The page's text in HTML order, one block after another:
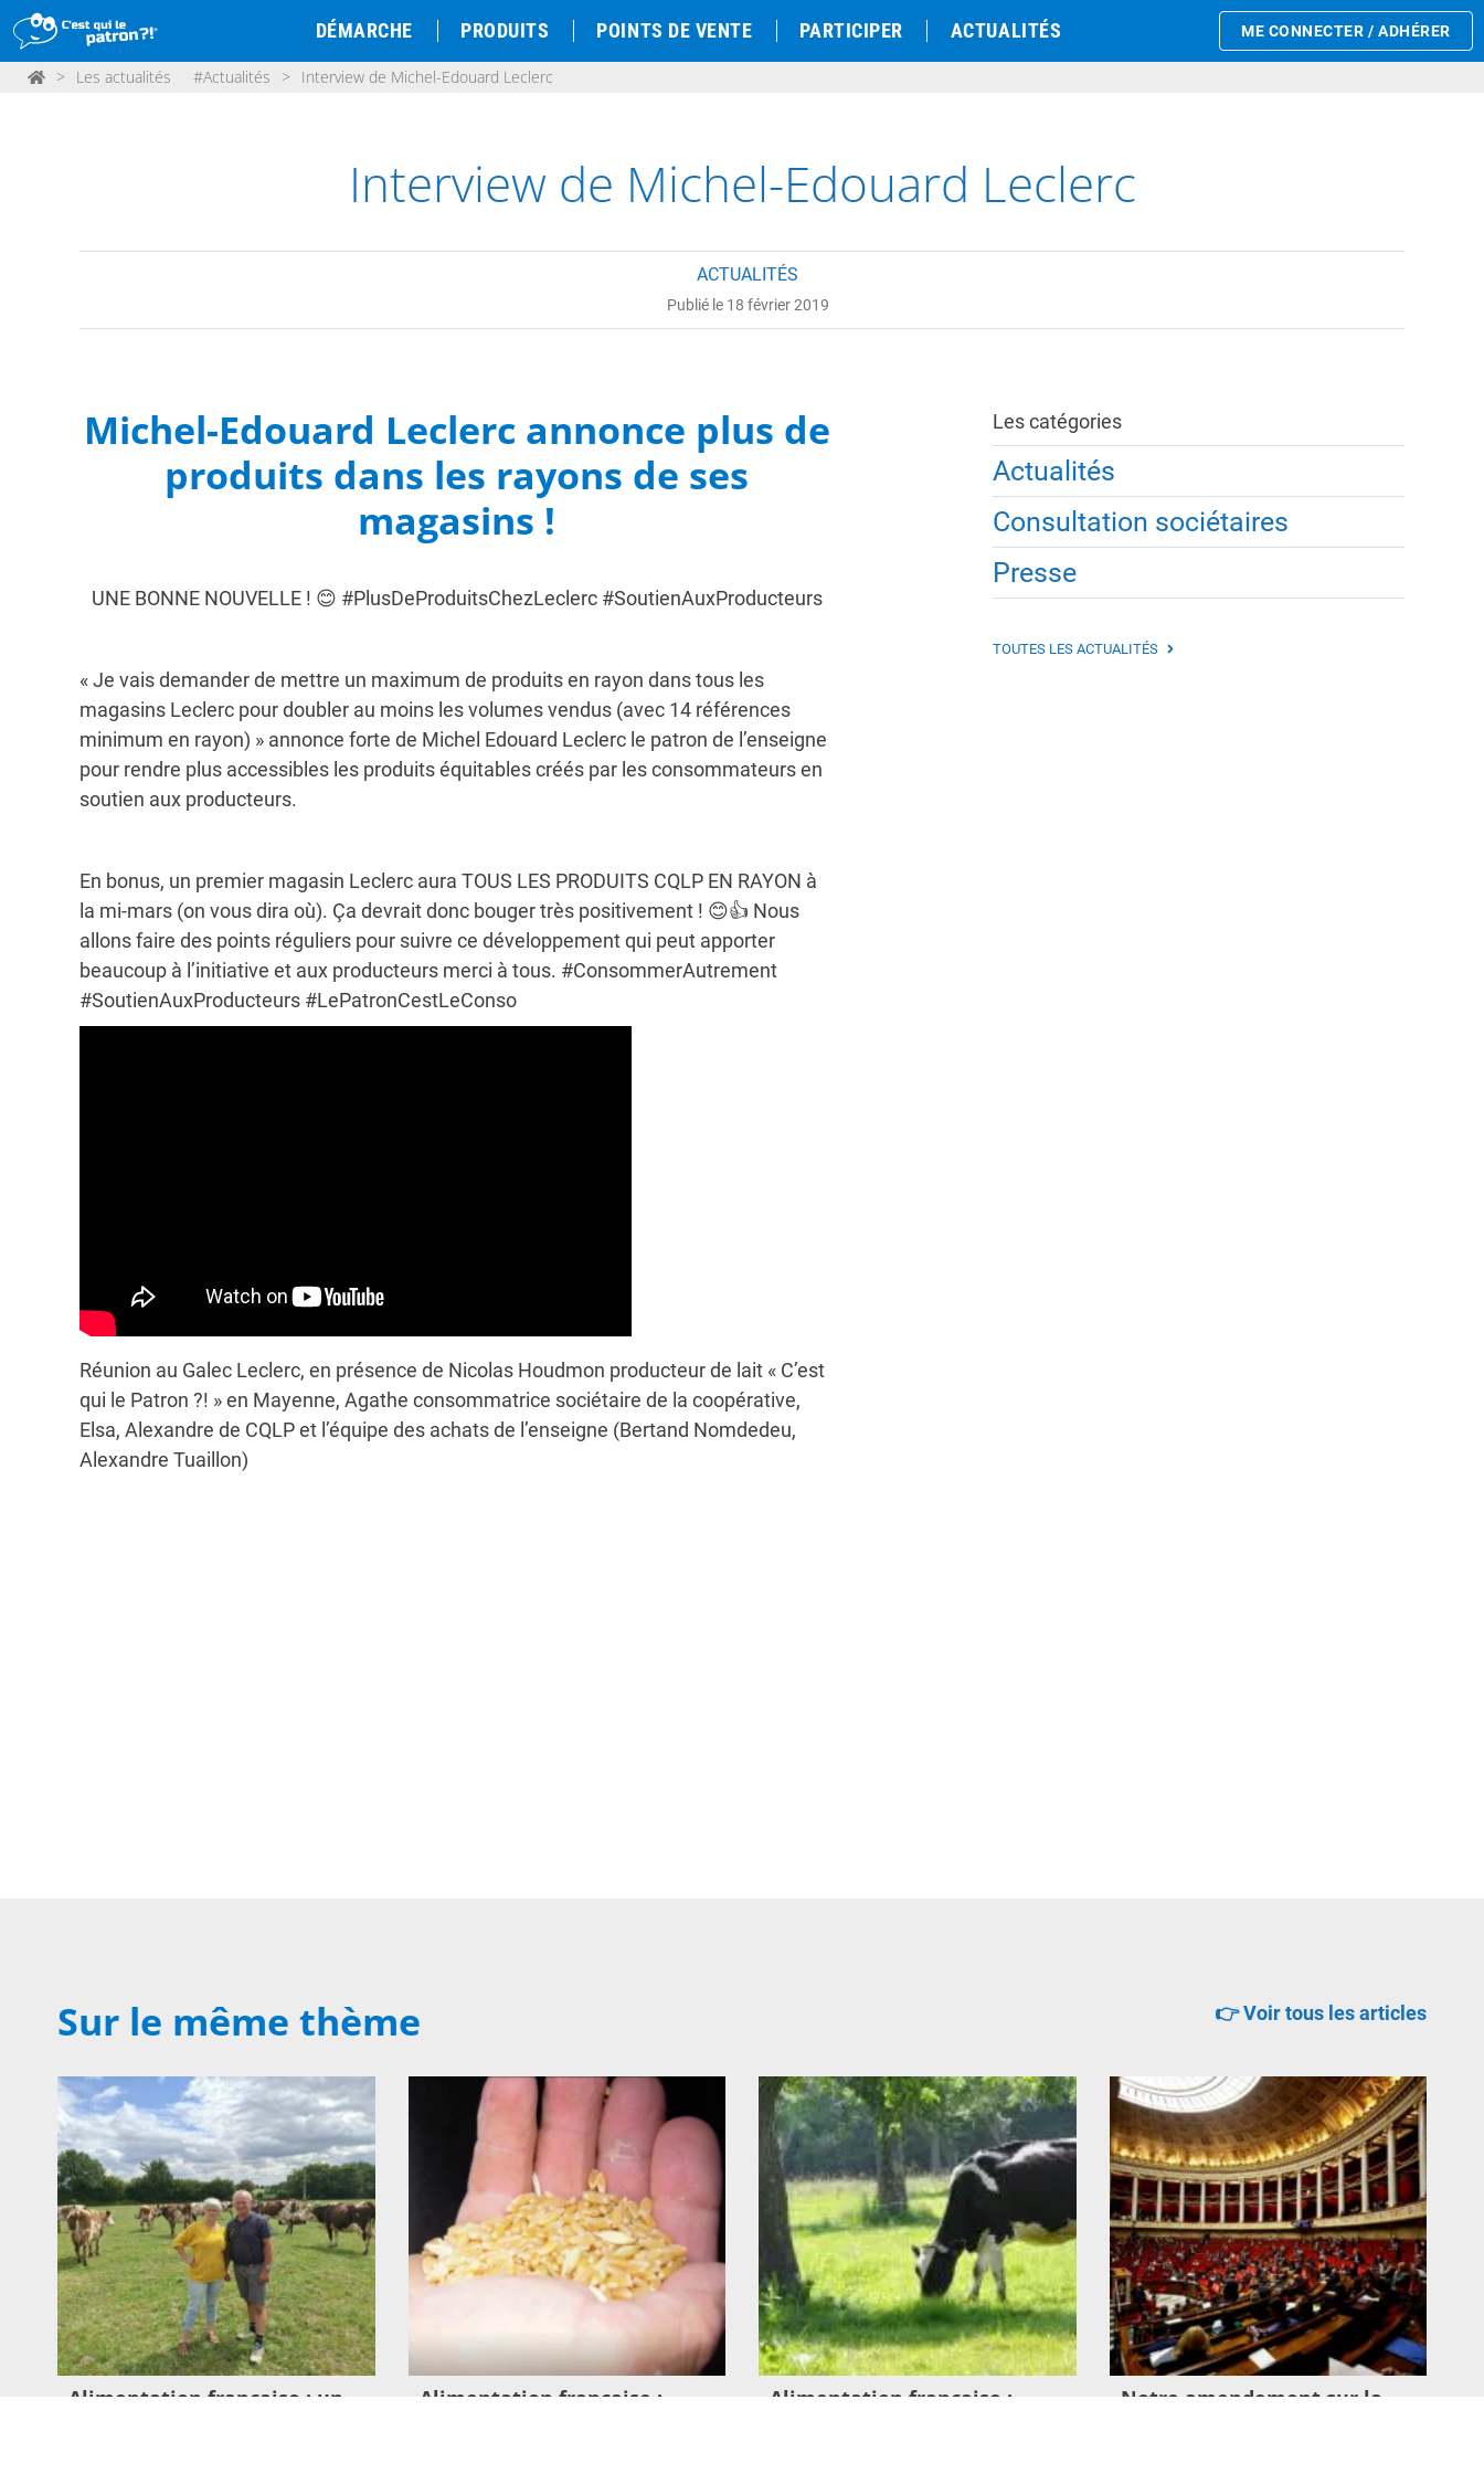
DÉMARCHE PRODUITS POINTS DE VENTE PARTICIPER ACTUALITÉS ME CONNECTER / ADHÉRER
> Les actualités #Actualités > Interview de Michel-Edouard Leclerc
Interview de Michel-Edouard Leclerc
ACTUALITÉS
Publié le 18 février 2019
Michel-Edouard Leclerc annonce plus de
produits dans les rayons de ses
magasins !
UNE BONNE NOUVELLE ! 😊 #PlusDeProduitsChezLeclerc #SoutienAuxProducteurs
« Je vais demander de mettre un maximum de produits en rayon dans tous les
magasins Leclerc pour doubler au moins les volumes vendus (avec 14 références
minimum en rayon) » annonce forte de Michel Edouard Leclerc le patron de l’enseigne
pour rendre plus accessibles les produits équitables créés par les consommateurs en
soutien aux producteurs.
En bonus, un premier magasin Leclerc aura TOUS LES PRODUITS CQLP EN RAYON à
la mi-mars (on vous dira où). Ça devrait donc bouger très positivement ! 😊👍 Nous
allons faire des points réguliers pour suivre ce développement qui peut apporter
beaucoup à l’initiative et aux producteurs merci à tous. #ConsommerAutrement
#SoutienAuxProducteurs #LePatronCestLeConso‬
Réunion au Galec Leclerc, en présence de Nicolas Houdmon producteur de lait « C’est
qui le Patron ?! » en Mayenne, Agathe consommatrice sociétaire de la coopérative,
Elsa, Alexandre de CQLP et l’équipe des achats de l’enseigne (Bertand Nomdedeu,
Alexandre Tuaillon)
Les catégories
Actualités
Consultation sociétaires
Presse
TOUTES LES ACTUALITÉS
Sur le même thème 👉 Voir tous les articles
Alimentation française : un
Alimentation française :
Alimentation française :
Notre amendement sur la